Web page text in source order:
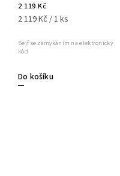
2 119 Kč
2 119 Kč / 1 ks
Do košíku
Sejf se zamykáním na elektronický
kód